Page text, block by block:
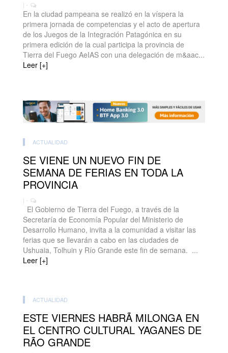
| -
En la ciudad pampeana se realizó en la víspera la
primera jornada de competencias y el acto de apertura
de los Juegos de la Integración Patagónica en su
primera edición de la cual participa la provincia de
Tierra del Fuego AeIAS con una delegación de m&aac...
Leer [+]
ACTUALIDAD
SE VIENE UN NUEVO FIN DE
SEMANA DE FERIAS EN TODA LA
PROVINCIA
| -
El Gobierno de Tierra del Fuego, a través de la
Secretaría de Economía Popular del Ministerio de
Desarrollo Humano, invita a la comunidad a visitar las
ferias que se llevarán a cabo en las ciudades de
Ushuaia, Tolhuin y Río Grande este fin de semana. ...
Leer [+]
ACTUALIDAD
ESTE VIERNES HABRÃ MILONGA EN
EL CENTRO CULTURAL YAGANES DE
RÃO GRANDE